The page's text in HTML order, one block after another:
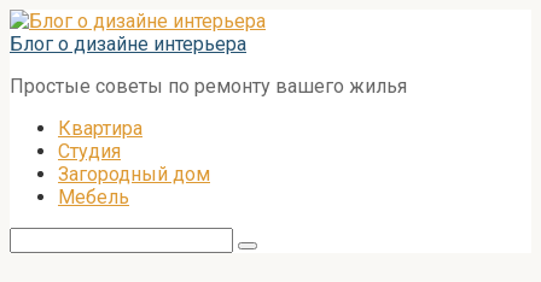
Перейти
к
Блог о дизайне интерьера
Простые советы по ремонту вашего жилья
Квартира
Студия
Загородный дом
Мебель